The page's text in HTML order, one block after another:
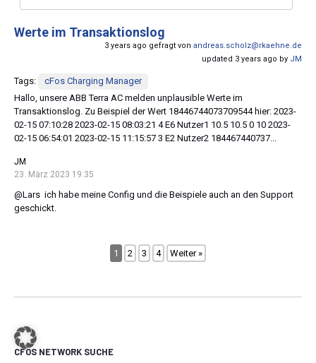
Werte im Transaktionslog
3 years ago gefragt von andreas.scholz@rkaehne.de
updated 3 years ago by JM
Tags:
cFos Charging Manager
Hallo, unsere ABB Terra AC melden unplausible Werte im
Transaktionslog. Zu Beispiel der Wert 18446744073709544 hier: 2023-
02-15 07:10:28 2023-02-15 08:03:21 4 E6 Nutzer1 10.5 10.5 0 10 2023-
02-15 06:54:01 2023-02-15 11:15:57 3 E2 Nutzer2 184467440737...
JM
23. März 2023 19:35
@Lars ich habe meine Config und die Beispiele auch an den Support
geschickt.
1 2 3 4 Weiter »
CFOS NETWORK SUCHE